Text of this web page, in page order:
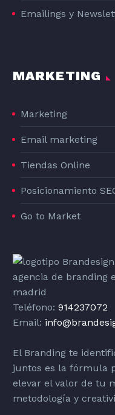
Emailings y
MARKETING
Marketing
Email marketing
Tiendas Online
Posicionamiento
Go to Market
Teléfono: 914237072
Email:
El Branding te
juntos es la fórmula
elevar el valor de tu
metodología y